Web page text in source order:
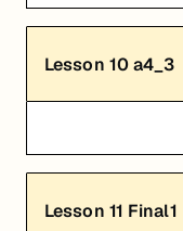
Lesson 10a4_3
Lesson 11 Final1